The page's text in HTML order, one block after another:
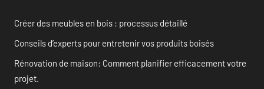
Créer des meubles en bois : processus détaillé
Conseils d’experts pour entretenir vos produits boisés
Rénovation de maison: Comment planifier efficacement votre
projet.